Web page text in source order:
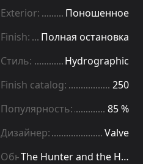
Exterior:
Поношенное
Finish:
Полная остановка
Стиль:
Hydrographic
Finish catalog:
250
Популярность:
85 %
Дизайнер:
Valve
Обновление:
The Hunter and the Hunted